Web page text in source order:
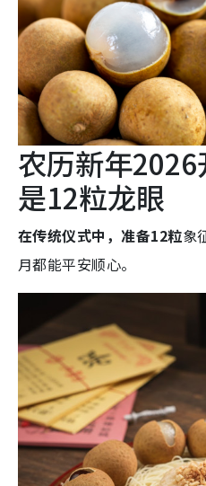
农历新年
是12粒龙眼
在传统仪式中，准备12粒象
月都能平安顺心。